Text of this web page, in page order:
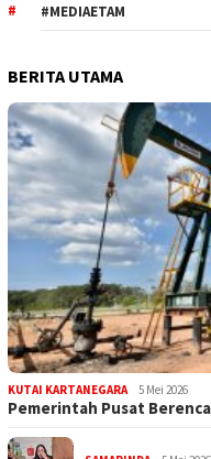
#MEDIAETAM
BERITA UTAMA
KUTAI KARTANEGARA 5 Mei 2026
Pemerintah Pusat